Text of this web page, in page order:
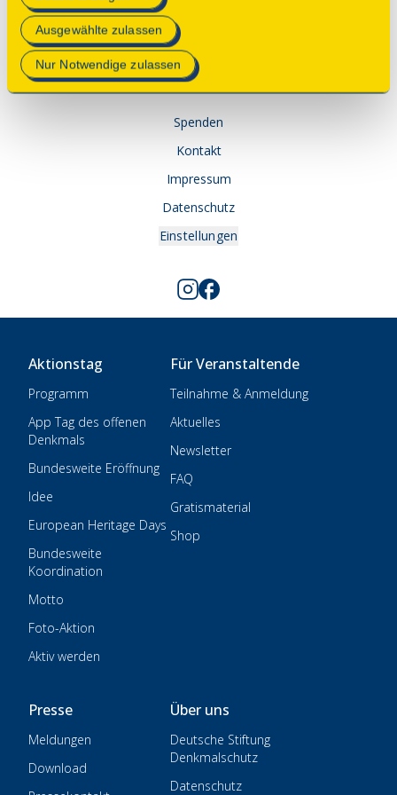
Mehr Informationen finden Sie in unserer
Datenschutzerklärung.
Ausgewählte zulassen
Nur Notwendige zulassen
© 2025 Deutsche Stiftung Denkmalschutz • Schlegelstraße
1 • 53113 Bonn
Spenden
Kontakt
Impressum
Datenschutz
Einstellungen
Aktionstag
Programm
App Tag des offenen
Denkmals
Bundesweite Eröffnung
Idee
European Heritage Days
Bundesweite
Koordination
Motto
Foto-Aktion
Aktiv werden
Für Veranstaltende
Teilnahme & Anmeldung
Aktuelles
Newsletter
FAQ
Gratismaterial
Shop
Presse
Meldungen
Download
Über uns
Deutsche Stiftung
Denkmalschutz
Datenschutz